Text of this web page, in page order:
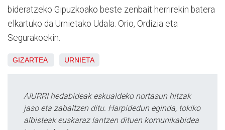
bideratzeko Gipuzkoako beste zenbait herrirekin batera
elkartuko da Urnietako Udala. Orio, Ordizia eta
Segurakoekin.
GIZARTEA URNIETA
AIURRI hedabideak eskualdeko nortasun hitzak
jaso eta zabaltzen ditu. Harpidedun eginda, tokiko
albisteak euskaraz lantzen dituen komunikabidea